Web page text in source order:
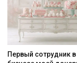
Первый сотрудник